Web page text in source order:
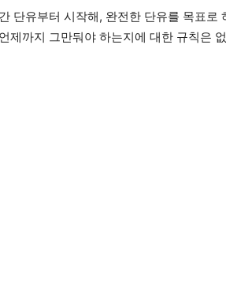
단유부터 시작해, 완전한 단유를 목표로
제까지 그만둬야 하는지에 대한 규칙은